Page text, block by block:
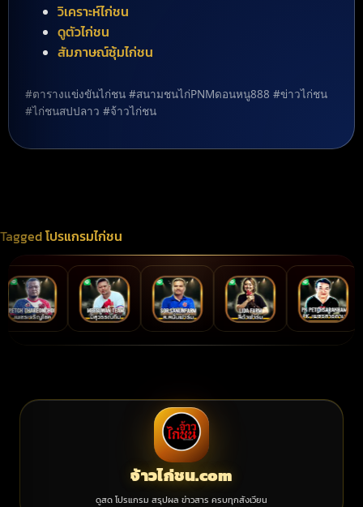
วิเคราะห์ไก่ชน
ดูตัวไก่ชน
สัมภาษณ์ซุ้มไก่ชน
#ตารางแข่งขันไก่ชน #สนามชนไก่PNMดอนหนู888 #ข่าวไก่ชน
#ไก่ชนสปปลาว #จ้าวไก่ชน
Taggedโปรแกรมไก่ชน
จ้าวไก่ชน.com
ดูสด โปรแกรม สรุปผล ข่าวสาร ครบทุกสังเวียน